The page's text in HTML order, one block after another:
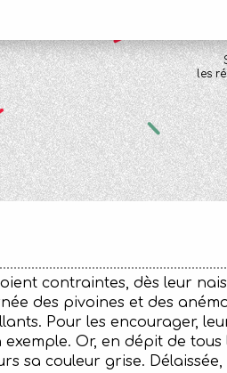
les
contraintes, dès leur
des pivoines et des
Pour les encourager,
Or, en dépit de
sa couleur grise.